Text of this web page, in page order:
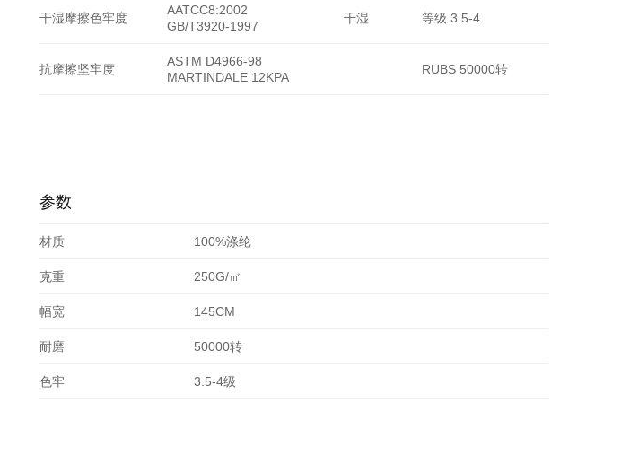
干湿摩擦色牢度
AATCC8:2002
GB/T3920-1997
干湿 等级 3.5-4
抗摩擦坚牢度
ASTM D4966-98
MARTINDALE 12KPA
RUBS 50000转
参数
材质 100%涤纶
克重 250G/㎡
幅宽 145CM
耐磨 50000转
色牢 3.5-4级